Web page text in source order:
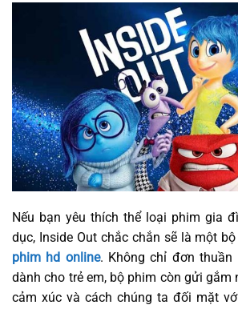
Nếu bạn yêu thích thể loại phim gia
dục, Inside Out chắc chắn sẽ là một
phim hd online. Không chỉ đơn thuần
dành cho trẻ em, bộ phim còn gửi gắm
cảm xúc và cách chúng ta đối mặt